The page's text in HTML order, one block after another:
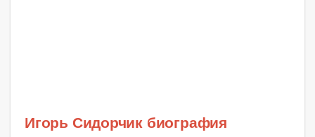
Игорь Сидорчик биография